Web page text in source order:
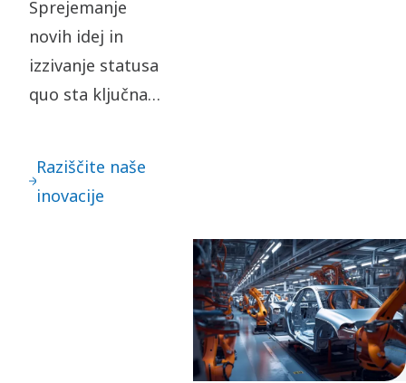
Sprejemanje
novih idej in
izzivanje statusa
quo sta ključna
nenehnega
izpopolnjevanja -
Raziščite naše
inovacije